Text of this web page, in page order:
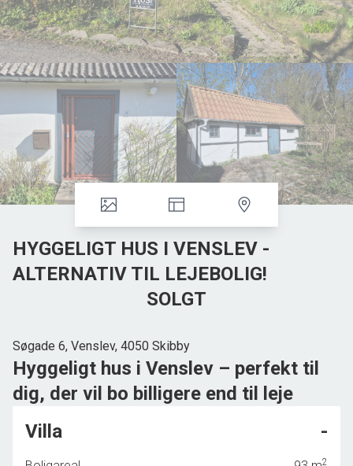
HYGGELIGT HUS I VENSLEV -
ALTERNATIV TIL LEJEBOLIG!
SOLGT
Søgade 6, Venslev, 4050 Skibby
Hyggeligt hus i Venslev – perfekt til
dig, der vil bo billigere end til leje
overskuelige hus – et oplagt valg til dig, der ønsker en tryg
Villa -
2